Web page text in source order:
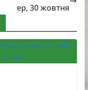
ер, 30 жовтня